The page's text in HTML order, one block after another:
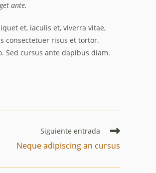
ante.
et, iaculis et, viverra vitae,
consectetuer risus et tortor.
Sed cursus ante dapibus diam.
Siguiente entrada
Neque adipiscing an cursus